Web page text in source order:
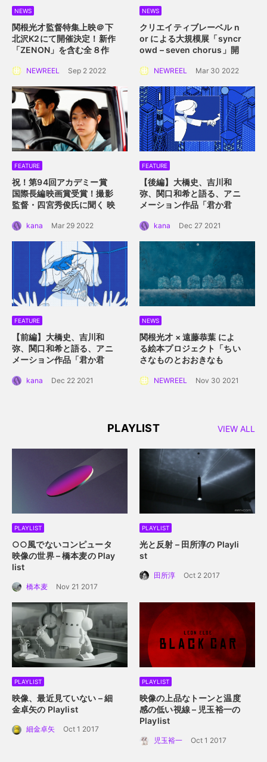
NEWS
関根光才監督特集上映＠下
北沢K2にて開催決定！ 新作
「ZENON」を含む全８作
NEWREEL Sep 2 2022
NEWS
クリエイティブレーベル n
or による大規模展 「syncr
owd – seven chorus」開
（土）〜 4月10日（日）横
NEWREEL Mar 30 2022
FEATURE
祝！第94回アカデミー賞
国際長編映画賞受賞！撮影
監督・四宮秀俊氏に聞く 映
ー」におけるロケーション
kana Mar 29 2022
FEATURE
【後編】大橋史、吉川和
弥、関口和希と語る、アニ
メーション作品「君か君
描くアニメーション的心理
kana Dec 27 2021
FEATURE
【前編】大橋史、吉川和
弥、関口和希と語る、アニ
メーション作品「君か君
ーデザインと感情移入させ
kana Dec 22 2021
NEWS
関根光才 × 遠藤恭葉 によ
る絵本プロジェクト「ちい
さなものとおおきなも
本にするプロジェクト始動
NEWREEL Nov 30 2021
PLAYLIST VIEW ALL
PLAYLIST
○○風でないコンピュータ
映像の世界 – 橋本麦の Play
list
橋本麦 Nov 21 2017
PLAYLIST
光と反射 – 田所淳の Playli
st
田所淳 Oct 2 2017
PLAYLIST
映像、最近見ていない – 細
金卓矢の Playlist
細金卓矢 Oct 1 2017
PLAYLIST
映像の上品なトーンと温度
感の低い視線 – 児玉裕一の
Playlist
児玉裕一 Oct 1 2017